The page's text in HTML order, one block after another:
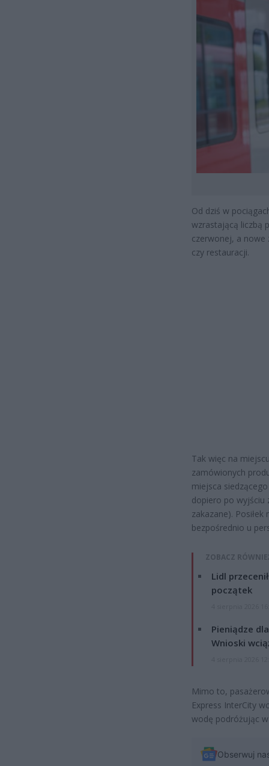
Od dziś w
wzrastającą liczbą
czerwonej, a nowe
czy restauracji.
Tak więc na
zamówionych
miejsca
dopiero po wyjściu
zakazane).
bezpośrednio u
ZOBACZ
Lidl
początek
Pieniądze
Wnioski
Mimo to,
Express InterCity
wodę podróżując
Obserwuj